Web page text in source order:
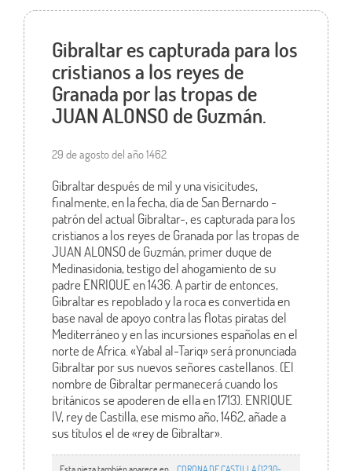
Gibraltar es capturada para los
cristianos a los reyes de
Granada por las tropas de
JUAN ALONSO de Guzmán.
29 de agosto del año 1462
Gibraltar después de mil y una visicitudes,
finalmente, en la fecha, día de San Bernardo -
patrón del actual Gibraltar-, es capturada para los
cristianos a los reyes de Granada por las tropas de
JUAN ALONSO de Guzmán, primer duque de
Medinasidonia, testigo del ahogamiento de su
padre ENRIQUE en 1436. A partir de entonces,
Gibraltar es repoblado y la roca es convertida en
base naval de apoyo contra las flotas piratas del
Mediterráneo y en las incursiones españolas en el
norte de Africa. «Yabal al-Tariq» será pronunciada
Gibraltar por sus nuevos señores castellanos. (El
nombre de Gibraltar permanecerá cuando los
británicos se apoderen de ella en 1713). ENRIQUE
IV, rey de Castilla, ese mismo año, 1462, añade a
sus títulos el de «rey de Gibraltar».
Esta pieza también aparece en ... CORONA DE CASTILLA (1230-